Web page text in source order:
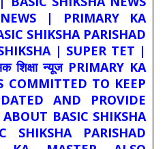
| PRIMARY KA
SHIKSHA PARISHAD
| SUPER TET |
शिक्षा न्यूज PRIMARY KA
COMMITTED TO KEEP
AND PROVIDE
BASIC SHIKSHA
SHIKSHA PARISHAD